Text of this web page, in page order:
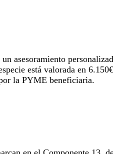
asesoramiento
está valorada en
la PYME beneficiaria.